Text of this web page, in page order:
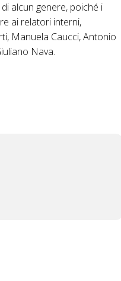
alcun genere, poiché i
ai relatori interni,
Manuela Caucci, Antonio
Nava.